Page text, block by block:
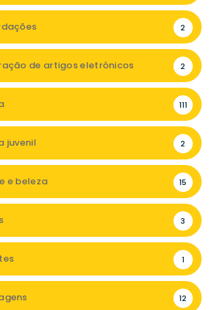
2
de artigos eletrónicos 2
111
juvenil 2
e beleza 15
3
1
12